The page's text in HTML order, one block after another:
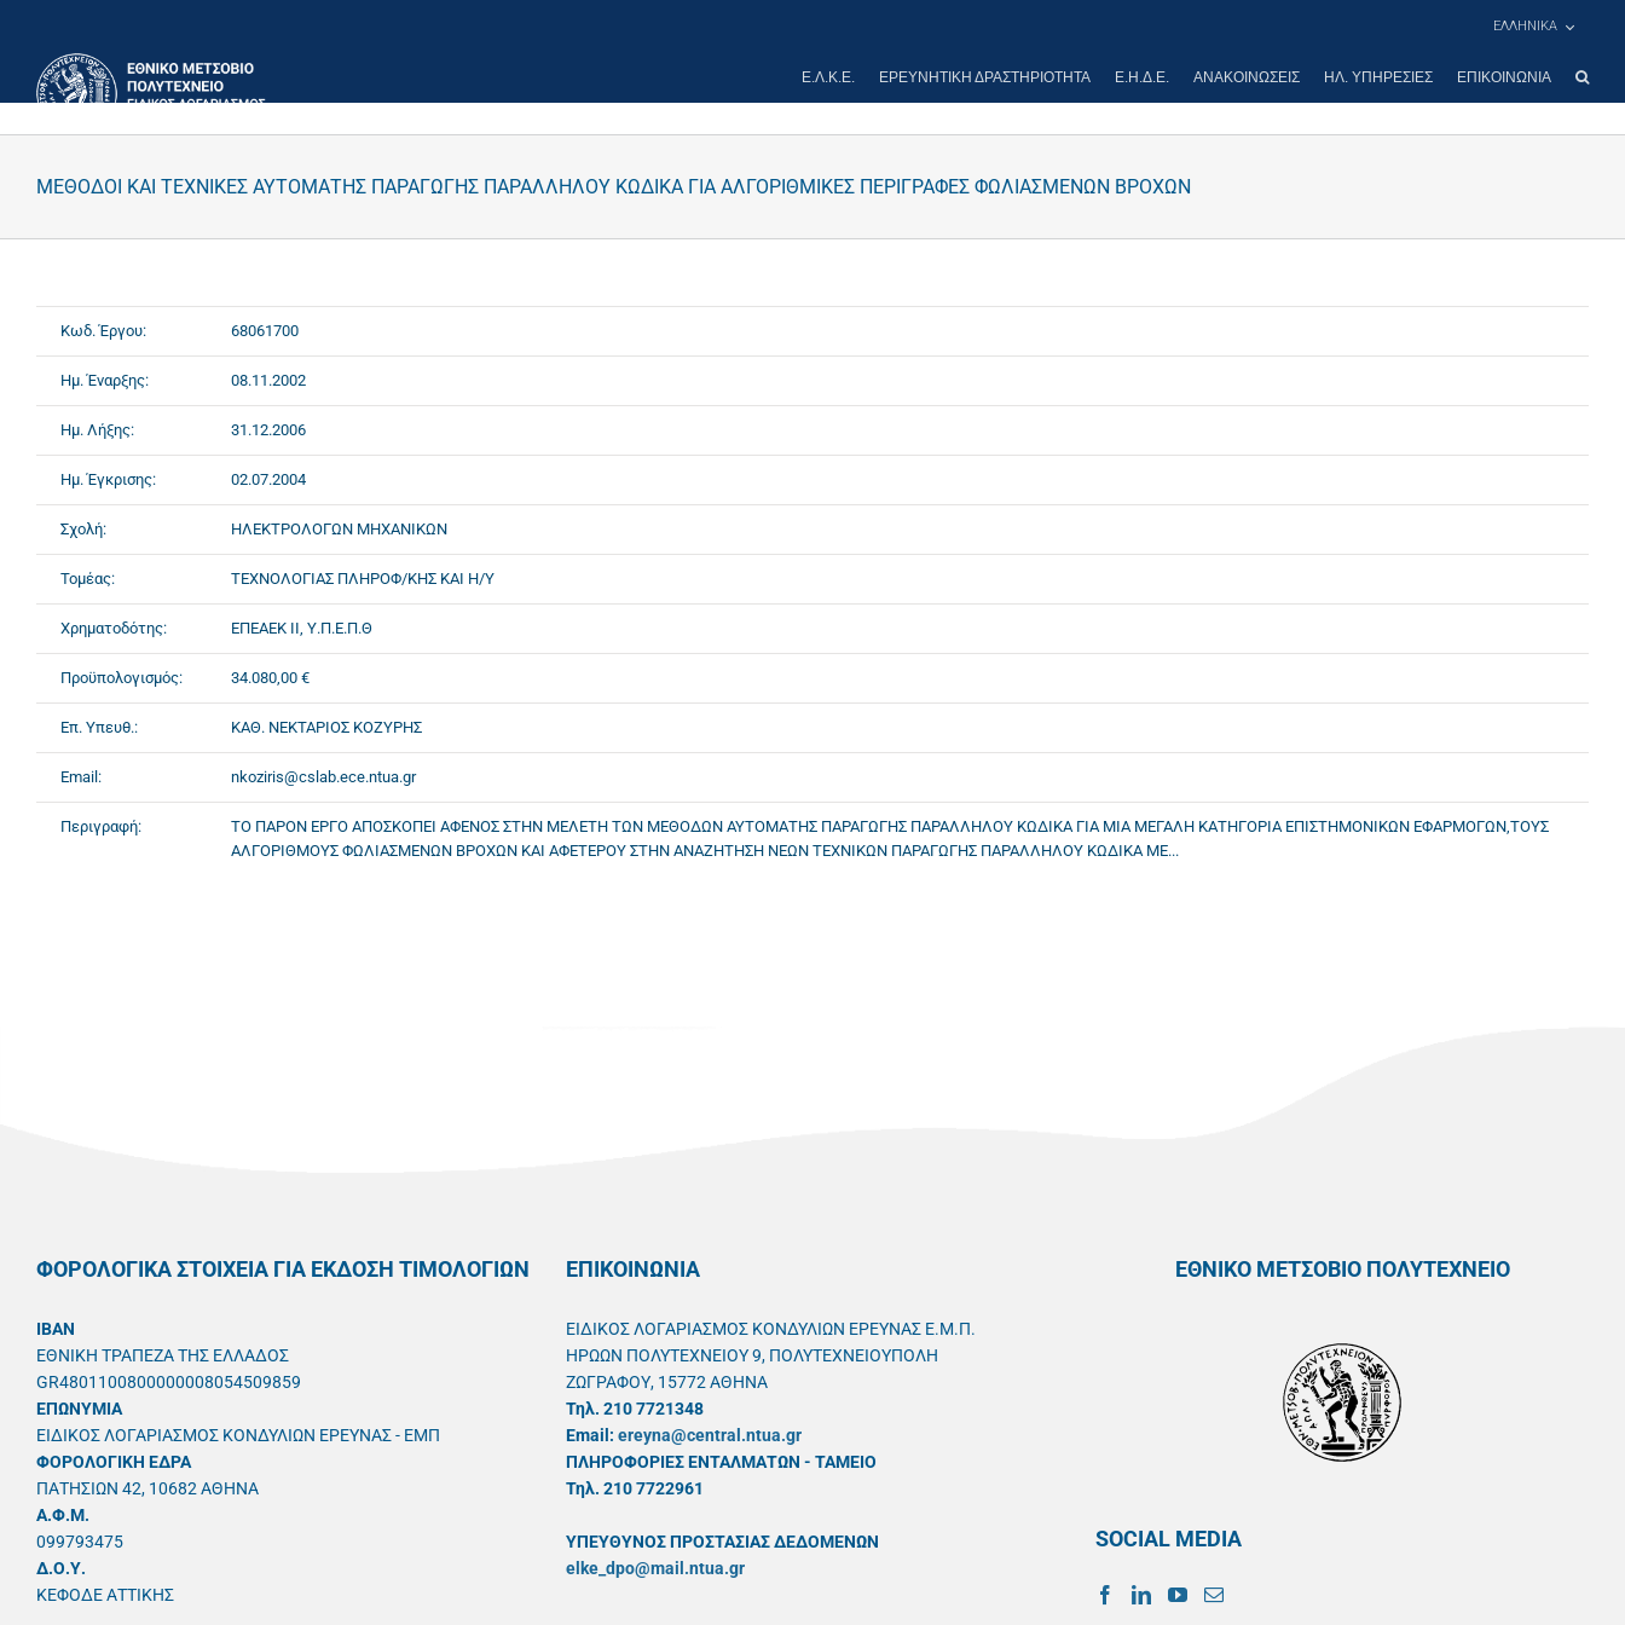
περιεχόμενο
ΕΛΛΗΝΙΚΑ
Ε.Λ.Κ.Ε. ΕΡΕΥΝΗΤΙΚΉ ΔΡΑΣΤΗΡΙΌΤΗΤΑ Ε.Η.Δ.Ε. ΑΝΑΚΟΙΝΏΣΕΙΣ ΗΛ. ΥΠΗΡΕΣΊΕΣ ΕΠΙΚΟΙΝΩΝΊΑ
ΜΕΘΟΔΟΙ ΚΑΙ ΤΕΧΝΙΚΕΣ ΑΥΤΟΜΑΤΗΣ ΠΑΡΑΓΩΓΗΣ ΠΑΡΑΛΛΗΛΟΥ ΚΩΔΙΚΑ ΓΙΑ ΑΛΓΟΡΙΘΜΙΚΕΣ ΠΕΡΙΓΡΑΦΕΣ ΦΩΛΙΑΣΜΕΝΩΝ ΒΡΟΧΩΝ
Κωδ. Έργου: 68061700
Ημ. Έναρξης: 08.11.2002
Ημ. Λήξης: 31.12.2006
Ημ. Έγκρισης: 02.07.2004
Σχολή: ΗΛΕΚΤΡΟΛΟΓΩΝ ΜΗΧΑΝΙΚΩΝ
Τομέας: ΤΕΧΝΟΛΟΓΙΑΣ ΠΛΗΡΟΦ/ΚΗΣ ΚΑΙ Η/Υ
Χρηματοδότης: ΕΠΕΑΕΚ II, Υ.Π.Ε.Π.Θ
Προϋπολογισμός: 34.080,00 €
Επ. Υπευθ.: ΚΑΘ. ΝΕΚΤΑΡΙΟΣ ΚΟΖΥΡΗΣ
Email: nkoziris@cslab.ece.ntua.gr
Περιγραφή:
ΤΟ ΠΑΡΟΝ ΕΡΓΟ ΑΠΟΣΚΟΠΕΙ ΑΦΕΝΟΣ ΣΤΗΝ ΜΕΛΕΤΗ ΤΩΝ ΜΕΘΟΔΩΝ ΑΥΤΟΜΑΤΗΣ ΠΑΡΑΓΩΓΗΣ ΠΑΡΑΛΛΗΛΟΥ ΚΩΔΙΚΑ ΓΙΑ ΜΙΑ ΜΕΓΑΛΗ ΚΑΤΗΓΟΡΙΑ ΕΠΙΣΤΗΜΟΝΙΚΩΝ ΕΦΑΡΜΟΓΩΝ,ΤΟΥΣ
ΑΛΓΟΡΙΘΜΟΥΣ ΦΩΛΙΑΣΜΕΝΩΝ ΒΡΟΧΩΝ ΚΑΙ ΑΦΕΤΕΡΟΥ ΣΤΗΝ ΑΝΑΖΗΤΗΣΗ ΝΕΩΝ ΤΕΧΝΙΚΩΝ ΠΑΡΑΓΩΓΗΣ ΠΑΡΑΛΛΗΛΟΥ ΚΩΔΙΚΑ ΜΕ...
ΦΟΡΟΛΟΓΙΚΑ ΣΤΟΙΧΕΙΑ ΓΙΑ ΕΚΔΟΣΗ ΤΙΜΟΛΟΓΙΩΝ
IBAN
ΕΘΝΙΚΗ ΤΡΑΠΕΖΑ ΤΗΣ ΕΛΛΑΔΟΣ
GR4801100800000008054509859
ΕΠΩΝΥΜΙΑ
ΕΙΔΙΚΟΣ ΛΟΓΑΡΙΑΣΜΟΣ ΚΟΝΔΥΛΙΩΝ ΕΡΕΥΝΑΣ - ΕΜΠ
ΦΟΡΟΛΟΓΙΚΗ ΕΔΡΑ
ΠΑΤΗΣΙΩΝ 42, 10682 ΑΘΗΝΑ
A.Φ.Μ.
099793475
Δ.Ο.Υ.
ΚΕΦΟΔΕ ΑΤΤΙΚΗΣ
ΕΠΙΚΟΙΝΩΝΙΑ
ΕΙΔΙΚΟΣ ΛΟΓΑΡΙΑΣΜΟΣ ΚΟΝΔΥΛΙΩΝ ΕΡΕΥΝΑΣ Ε.Μ.Π.
ΗΡΩΩΝ ΠΟΛΥΤΕΧΝΕΙΟΥ 9, ΠΟΛΥΤΕΧΝΕΙΟΥΠΟΛΗ
ΖΩΓΡΑΦΟΥ, 15772 ΑΘΗΝΑ
Τηλ. 210 7721348
Email: ereyna@central.ntua.gr
ΠΛΗΡΟΦΟΡΙΕΣ ΕΝΤΑΛΜΑΤΩΝ - ΤΑΜΕΙΟ
Τηλ. 210 7722961
ΥΠΕΥΘYΝΟΣ ΠΡΟΣΤΑΣΙΑΣ ΔΕΔΟΜΕΝΩΝ
elke_dpo@mail.ntua.gr
ΕΘΝΙΚΟ ΜΕΤΣΟΒΙΟ ΠΟΛΥΤΕΧΝΕΙΟ
SOCIAL MEDIA